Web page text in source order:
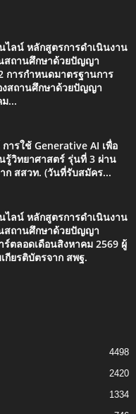
ไลน์ หลักสูตรการดำเนินงาน
สถานศึกษาด้วยปัญญา
การกำหนดมาตรฐานการ
งสถานศึกษาด้วยปัญญา
...
ารใช้ Generative AI เพื่อ
รู้วิทยาศาสตร์ รุ่นที่ 3 ผ่าน
ก สสวท. (วันที่รับสมัคร...
ไลน์ หลักสูตรการดำเนินงาน
สถานศึกษาด้วยปัญญา
ร์ตลอดเดือนสิงหาคม 2569 ผู้
กียรติบัตรจาก สพฐ.
4498
2420
1334